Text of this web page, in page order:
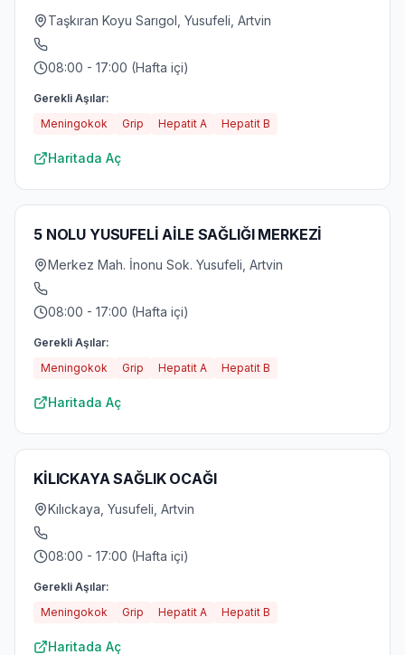
Taşkıran Koyu Sarıgol, Yusufeli, Artvin
08:00 - 17:00 (Hafta içi)
Gerekli Aşılar:
Meningokok
Grip Hepatit A Hepatit B
Haritada Aç
5 NOLU YUSUFELİ AİLE SAĞLIĞI MERKEZİ
Merkez Mah. İnonu Sok. Yusufeli, Artvin
08:00 - 17:00 (Hafta içi)
Gerekli Aşılar:
Meningokok
Grip Hepatit A Hepatit B
Haritada Aç
KİLICKAYA SAĞLIK OCAĞI
Kılıckaya, Yusufeli, Artvin
08:00 - 17:00 (Hafta içi)
Gerekli Aşılar:
Meningokok
Grip Hepatit A Hepatit B
Haritada Aç